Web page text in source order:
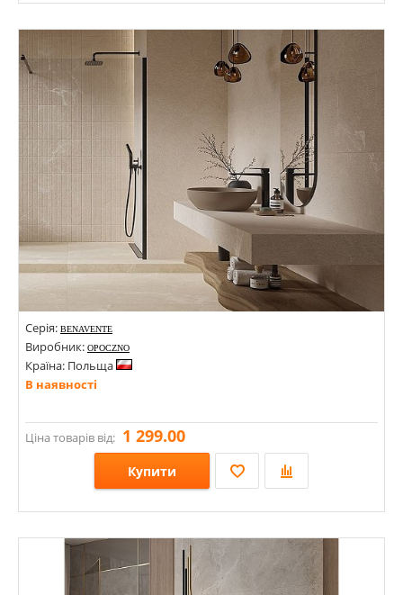
Розміри: 1198х598х8; 598х598х8;
Стилі: Під камінь;
Кольори:
Серія: BENAVENTE
Виробник: OPOCZNO
Країна: Польща
В наявності
Ціна товарів від: 1 299.00
Купити
Розміри: 1198х598х8; 598х598х8;
Стилі: Під камінь;